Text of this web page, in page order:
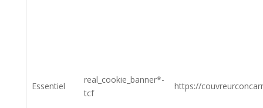
Essentiel
real_cookie_banner*-
tcf
https://